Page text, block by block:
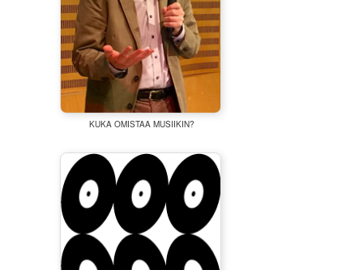
KUKA OMISTAA MUSIIKIN?